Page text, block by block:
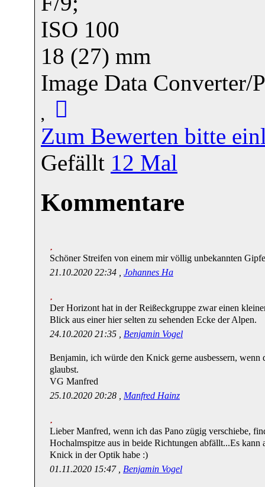
ISO 100
18 (27) mm
Image Data Converter/
Zum Bewerten bitte
Gefällt 12 Mal
Kommentare
Schöner Streifen von einem mir völlig unbekannten
21.10.2020 22:34 , Johannes Ha
Der Horizont hat in der Reißeckgruppe zwar einen
Blick aus einer hier selten zu sehenden Ecke der Alpen.
24.10.2020 21:35 , Benjamin Vogel
Benjamin, ich würde den Knick gerne ausbessern,
glaubst.
VG Manfred
25.10.2020 20:28 , Manfred Hainz
Lieber Manfred, wenn ich das Pano zügig verschiebe,
Hochalmspitze aus in beide Richtungen abfällt...Es kann
Knick in der Optik habe :)
01.11.2020 15:47 , Benjamin Vogel